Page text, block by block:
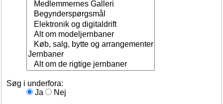
Søg i underfora:
Ja
Nej